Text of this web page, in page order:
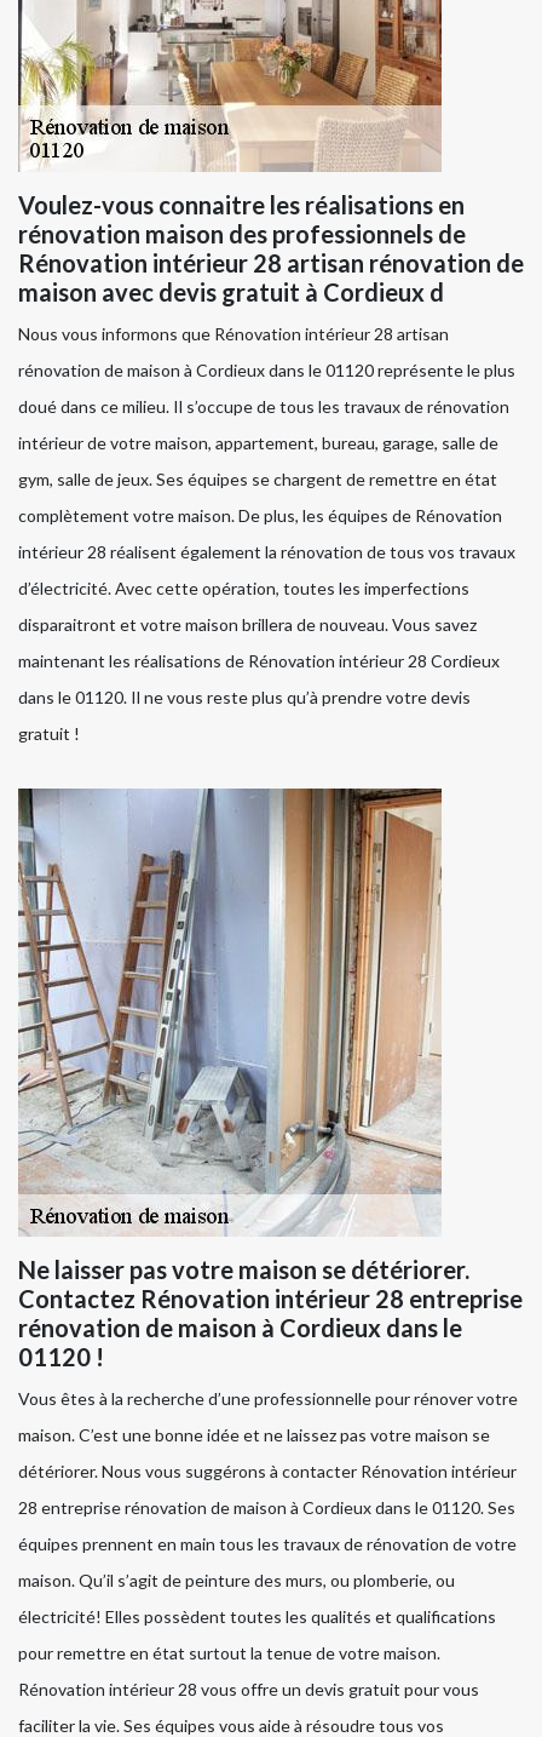
Voulez-vous connaitre les réalisations en
rénovation maison des professionnels de
Rénovation intérieur 28 artisan rénovation de
maison avec devis gratuit à Cordieux d
Nous vous informons que Rénovation intérieur 28 artisan
rénovation de maison à Cordieux dans le 01120 représente le plus
doué dans ce milieu. Il s’occupe de tous les travaux de rénovation
intérieur de votre maison, appartement, bureau, garage, salle de
gym, salle de jeux. Ses équipes se chargent de remettre en état
complètement votre maison. De plus, les équipes de Rénovation
intérieur 28 réalisent également la rénovation de tous vos travaux
d’électricité. Avec cette opération, toutes les imperfections
disparaitront et votre maison brillera de nouveau. Vous savez
maintenant les réalisations de Rénovation intérieur 28 Cordieux
dans le 01120. Il ne vous reste plus qu’à prendre votre devis
gratuit !
Ne laisser pas votre maison se détériorer.
Contactez Rénovation intérieur 28 entreprise
rénovation de maison à Cordieux dans le
01120 !
Vous êtes à la recherche d’une professionnelle pour rénover votre
maison. C’est une bonne idée et ne laissez pas votre maison se
détériorer. Nous vous suggérons à contacter Rénovation intérieur
28 entreprise rénovation de maison à Cordieux dans le 01120. Ses
équipes prennent en main tous les travaux de rénovation de votre
maison. Qu’il s’agit de peinture des murs, ou plomberie, ou
électricité! Elles possèdent toutes les qualités et qualifications
pour remettre en état surtout la tenue de votre maison.
Rénovation intérieur 28 vous offre un devis gratuit pour vous
faciliter la vie. Ses équipes vous aide à résoudre tous vos